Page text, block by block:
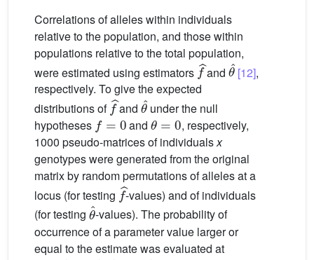
Correlations of alleles within individuals
relative to the population, and those within
populations relative to the total population,
were estimated using estimators
fˆ
and
θˆ
[12],
respectively. To give the expected
distributions of
fˆ
and
θˆ
under the null
hypotheses
f= 0
and
θ=0
, respectively,
1000 pseudo-matrices of individualsx
genotypes were generated from the original
matrix by random permutations of alleles at a
locus (for testing
fˆ
-values) and of individuals
(for testing
θˆ
-values). The probability of
occurrence of a parameter value larger or
equal to the estimate was evaluated at
P=(n +1)/(N+1)